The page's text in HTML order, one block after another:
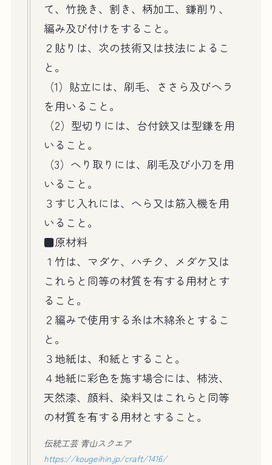
て、竹挽き、割き、柄加工、鎌削り、
編み及び付けをすること。
２貼りは、次の技術又は技法によるこ
と。
（1）貼立には、刷毛、ささら及びヘラ
を用いること。
（2）型切りには、台付鋏又は型鎌を用
いること。
（3）へり取りには、刷毛及び小刀を用
いること。
３すじ入れには、へら又は筋入機を用
いること。
■原材料
１竹は、マダケ、ハチク、メダケ又は
これらと同等の材質を有する用材とす
ること。
２編みで使用する糸は木綿糸とするこ
と。
３地紙は、和紙とすること。
４地紙に彩色を施す場合には、柿渋、
天然漆、顔料、染料又はこれらと同等
の材質を有する用材とすること。
伝統工芸 青山スクエア
https://kougeihin.jp/craft/1416/